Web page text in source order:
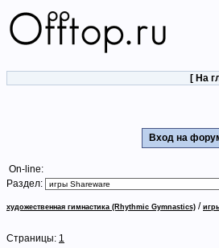
[ На
Вход на
On-line:
Раздел:
художественная гимнастика (Rhythmic Gymnastics) /
Страницы: 1